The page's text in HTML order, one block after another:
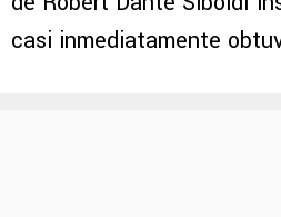
casi inmediatamente